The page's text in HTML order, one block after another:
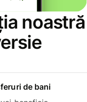
noastră
de bani